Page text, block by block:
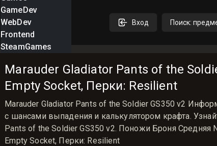
GameDev
WebDev
Frontend
SteamGames
Вход Поиск:
Marauder Gladiator Pants of the
Empty Socket, Перки: Resilient
Marauder Gladiator Pants of the Soldier GS350 v2
с шансами выпадения и калькулятором крафта.
Pants of the Soldier GS350 v2. Поножи Броня Средняя
Empty Socket, Перки: Resilient